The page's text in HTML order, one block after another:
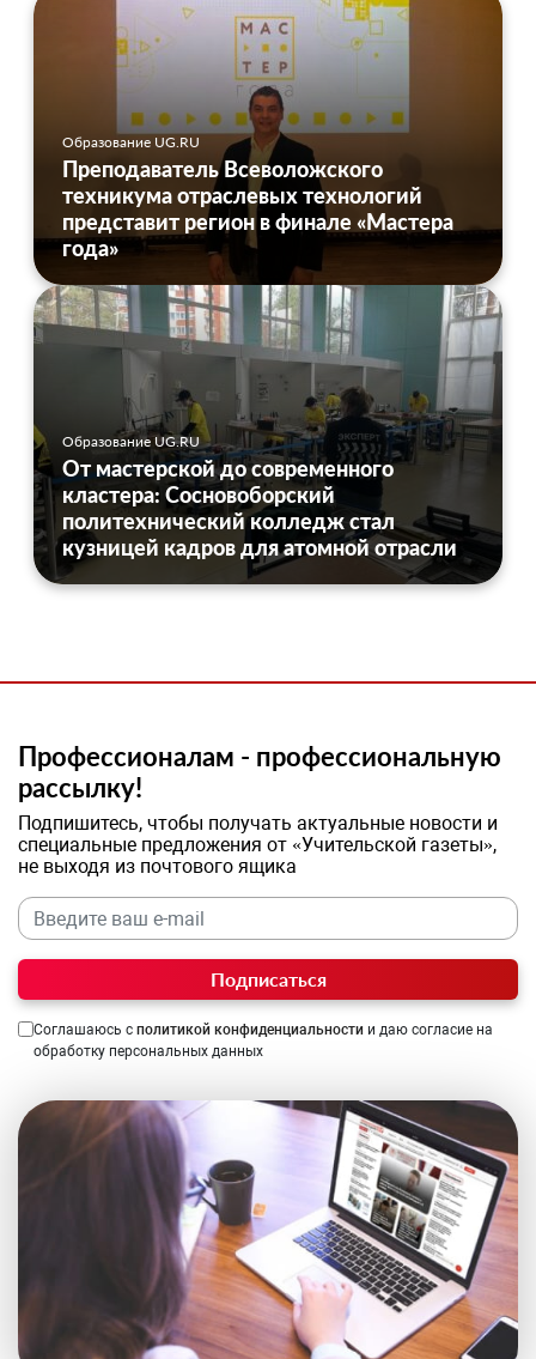
Образование UG.RU
Преподаватель Всеволожского
техникума отраслевых технологий
представит регион в финале «Мастера
года»
Образование UG.RU
От мастерской до современного
кластера: Сосновоборский
политехнический колледж стал
кузницей кадров для атомной отрасли
Профессионалам - профессиональную
рассылку!
Подпишитесь, чтобы получать актуальные новости и
специальные предложения от «Учительской газеты»,
не выходя из почтового ящика
Подписаться
Соглашаюсь с политикой конфиденциальности и даю согласие на
обработку персональных данных